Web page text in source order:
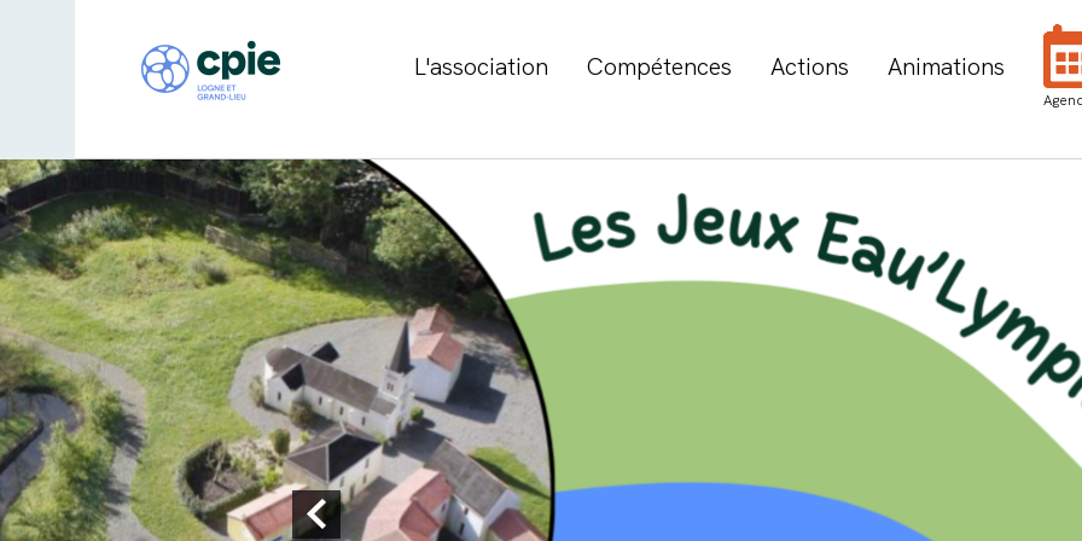
L'association Compétences Actions Animations